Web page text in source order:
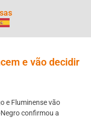
e vão decidir
e Fluminense vão
confirmou a